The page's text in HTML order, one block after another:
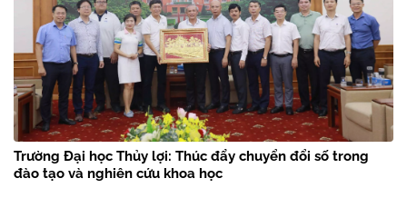
Trường Đại học Thủy lợi: Thúc đẩy chuyển đổi số trong
đào tạo và nghiên cứu khoa học